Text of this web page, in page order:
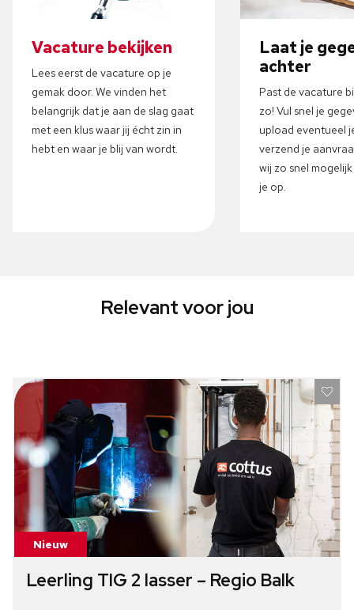
Vacature bekijken
Lees eerst de vacature op je
gemak door. We vinden het
belangrijk dat je aan de slag gaat
met een klus waar jij écht zin in
hebt en waar je blij van wordt.
Laat je
achter
Past de vacature
zo! Vul snel je
upload eventueel
verzend je
wij zo snel
je op.
Relevant voor jou
Nieuw
Leerling TIG 2 lasser – Regio Balk